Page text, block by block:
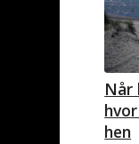
Når
hen